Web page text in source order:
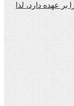
عهده دارد، لذا